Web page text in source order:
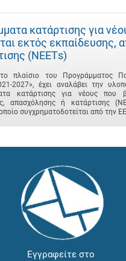
κατάρτισης για
εκτός εκπαίδευσης,
(ΝΕΕΤs)
πλαίσιο του Προγράμματος
2027», έχει αναλάβει την
κατάρτισης για νέους που
απασχόλησης ή κατάρτισης
συγχρηματοδοτείται από την
Εγγραφείτε στο